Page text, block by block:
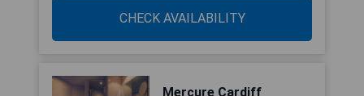
CHECK AVAILABILITY
Mercure Cardiff